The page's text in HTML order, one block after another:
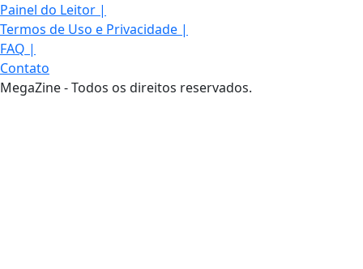
Painel do Leitor |
Termos de Uso e Privacidade |
FAQ |
Contato
MegaZine - Todos os direitos reservados.